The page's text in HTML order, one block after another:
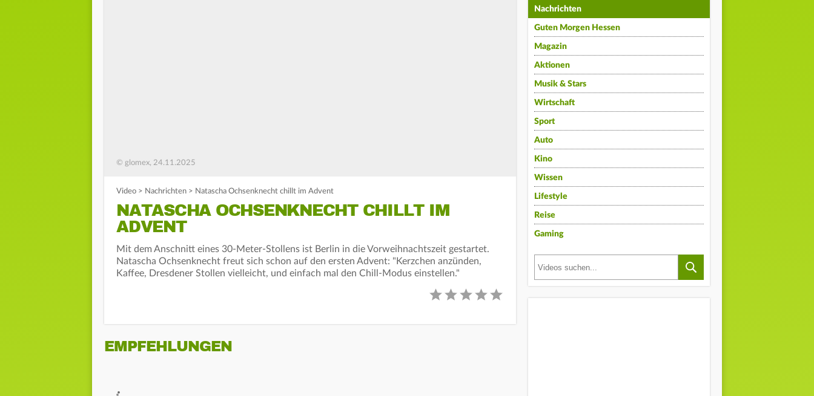
© glomex, 24.11.2025
Video > Nachrichten > Natascha Ochsenknecht chillt im Advent
NATASCHA OCHSENKNECHT CHILLT IM
ADVENT
Mit dem Anschnitt eines 30-Meter-Stollens ist Berlin in die Vorweihnachtszeit gestartet.
Natascha Ochsenknecht freut sich schon auf den ersten Advent: "Kerzchen anzünden,
Kaffee, Dresdener Stollen vielleicht, und einfach mal den Chill-Modus einstellen."
EMPFEHLUNGEN
Nachrichten
Guten Morgen Hessen
Magazin
Aktionen
Musik & Stars
Wirtschaft
Sport
Auto
Kino
Wissen
Lifestyle
Reise
Gaming